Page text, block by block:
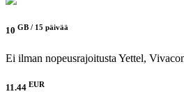
10 GB / 15 päivää
Ei ilman nopeusrajoitusta Yettel,
11.44 EUR